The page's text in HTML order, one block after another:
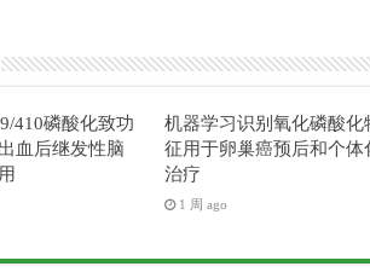
410磷酸化致功
血后继发性脑
机器学习识别氧化磷酸化
征用于卵巢癌预后和个体
治疗
1 周 ago